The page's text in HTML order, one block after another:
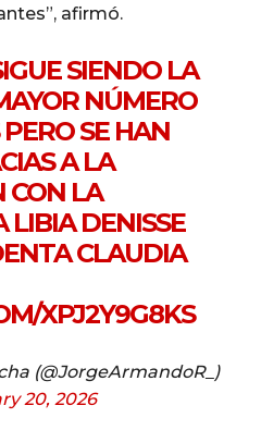
afirmó.
SIENDO LA
NÚMERO
SE HAN
A LA
CON LA
LIBIA DENISSE
CLAUDIA
XPJ2Y9G8KS
(@JorgeArmandoR_)
20, 2026